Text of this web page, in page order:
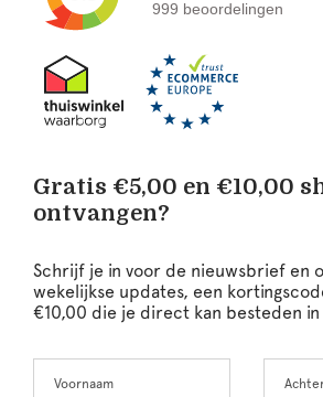
999 beoordelingen
Gratis €5,00 en €10,00
ontvangen?
Schrijf je in voor de nieuwsbrief en
wekelijkse updates, een
€10,00 die je direct kan besteden in
this